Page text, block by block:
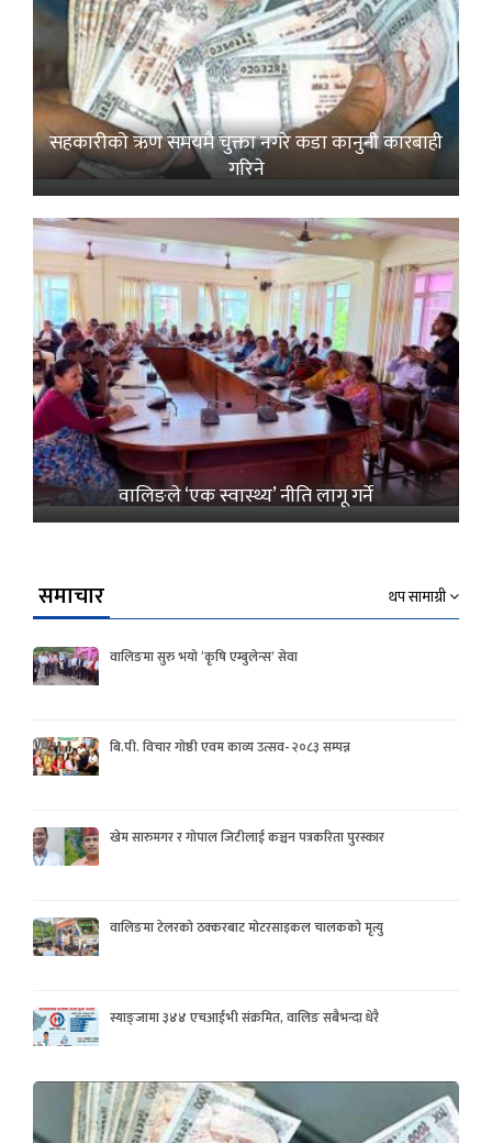
सहकारीको ऋण समयमै चुक्ता नगरे कडा कानुनी कारबाही
गरिने
वालिङले ‘एक स्वास्थ्य’ नीति लागू गर्ने
समाचार थप सामाग्री
वालिङमा सुरु भयो ‘कृषि एम्बुलेन्स’ सेवा
बि.पी. विचार गोष्ठी एवम काव्य उत्सव- २०८३ सम्पन्न
खेम सारुमगर र गोपाल जिटीलाई कञ्चन पत्रकरिता पुरस्कार
वालिङमा टेलरको ठक्करबाट मोटरसाइकल चालकको मृत्यु
स्याङ्जामा ३४४ एचआईभी संक्रमित, वालिङ सबैभन्दा धेरै